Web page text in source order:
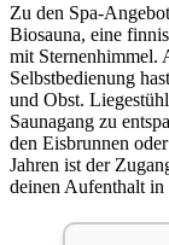
Zu den Spa-
Biosauna, eine
mit Sternenhimmel.
Selbstbedienung
und Obst.
Saunagang zu
den Eisbrunnen
Jahren ist der
deinen Aufenthalt in